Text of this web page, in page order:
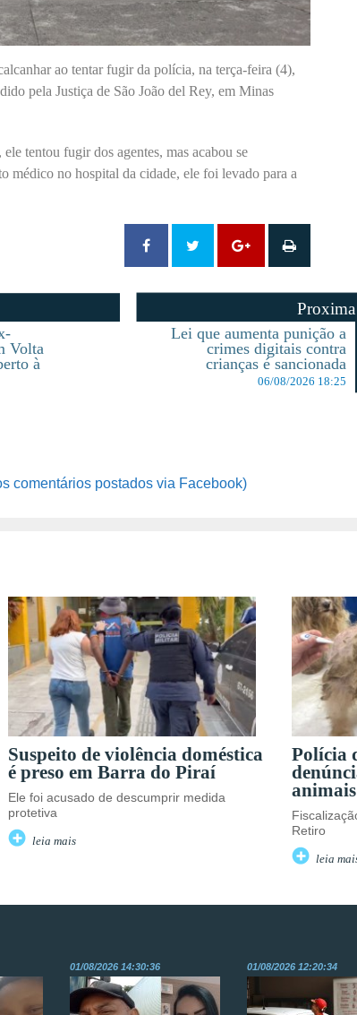
ao tentar fugir da polícia, na terça-feira (4),
pela Justiça de São João del Rey, em Minas
tentou fugir dos agentes, mas acabou se
médico no hospital da cidade, ele foi levado para a
Volta
à
Proxima
Lei que aumenta punição a
crimes digitais contra
crianças é sancionada
06/08/2026 18:25
comentários postados via Facebook)
Suspeito de violência doméstica
é preso em Barra do Piraí
Ele foi acusado de descumprir medida
protetiva
leia mais
Polícia
animais
Retiro
leia
01/08/2026 14:30:36 01/08/2026 12:20:34